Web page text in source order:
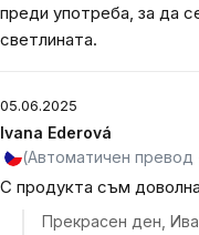
преди употреба, за да
светлината.
05.06.2025
Ivana Ederová
(Автоматичен превод
С продукта съм
Прекрасен ден,